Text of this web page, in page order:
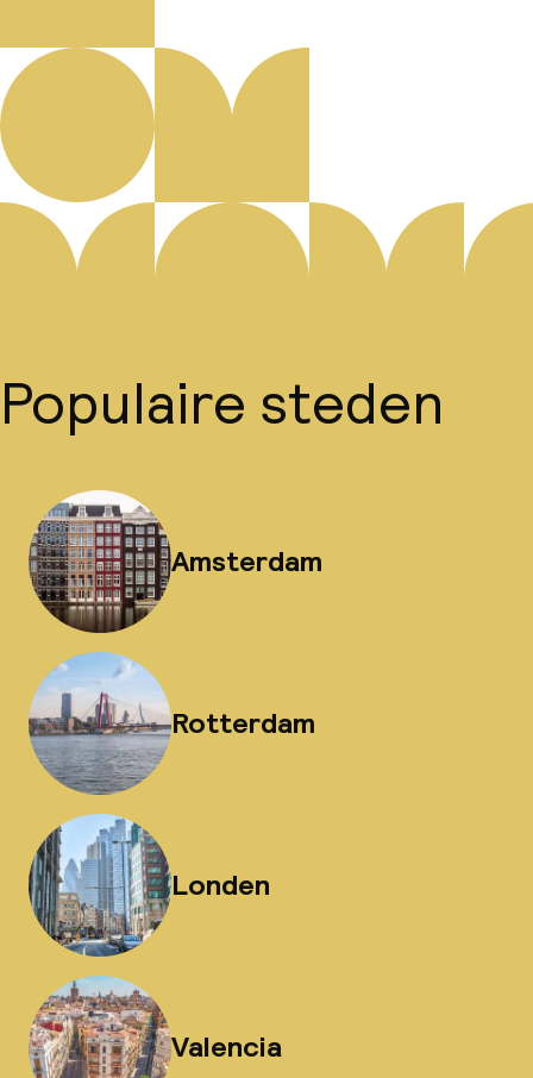
Populaire steden
Amsterdam
Rotterdam
Londen
Valencia